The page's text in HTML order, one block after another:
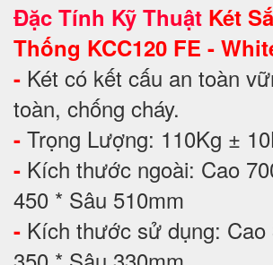
Đặc Tính Kỹ Thuật Két
Thống KCC120 FE -
- Két có kết cấu an toàn
toàn, chống cháy.
- Trọng Lượng: 110Kg ±
- Kích thước ngoài: Cao
450 * Sâu 510mm
- Kích thước sử dụng: Cao